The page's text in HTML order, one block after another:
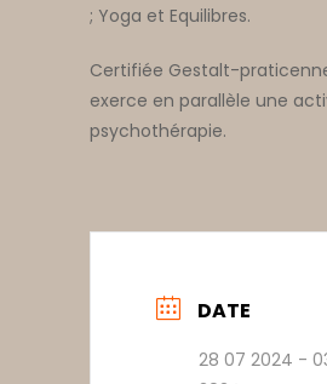
; Yoga et Equilibres.
Certifiée Gestalt-
exerce en parallèle une
psychothérapie.
DATE
28 07 2024 -